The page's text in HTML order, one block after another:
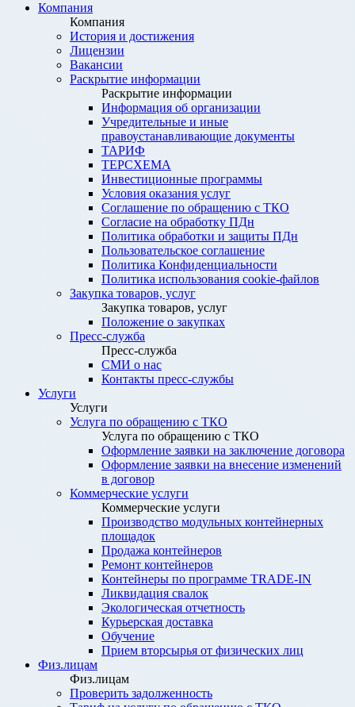
Компания
Компания
История и достижения
Лицензии
Вакансии
Раскрытие информации
Раскрытие информации
Информация об организации
Учредительные и иные
правоустанавливающие документы
ТАРИФ
ТЕРСХЕМА
Инвестиционные программы
Условия оказания услуг
Соглашение по обращению с ТКО
Согласие на обработку ПДн
Политика обработки и защиты ПДн
Пользовательское соглашение
Политика Конфиденциальности
Политика использования cookie-файлов
Закупка товаров, услуг
Закупка товаров, услуг
Положение о закупках
Пресс-служба
Пресс-служба
СМИ о нас
Контакты пресс-службы
Услуги
Услуги
Услуга по обращению с ТКО
Услуга по обращению с ТКО
Оформление заявки на заключение договора
Оформление заявки на внесение изменений
в договор
Коммерческие услуги
Коммерческие услуги
Производство модульных контейнерных
площадок
Продажа контейнеров
Ремонт контейнеров
Контейнеры по программе TRADE-IN
Ликвидация свалок
Экологическая отчетность
Курьерская доставка
Обучение
Прием вторсырья от физических лиц
Физ.лицам
Физ.лицам
Проверить задолженность